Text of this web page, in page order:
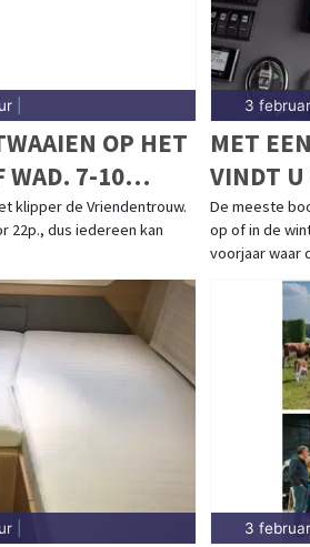
OP HET
WAD. 7-10
klipper de Vriendentrouw.
22p., dus iedereen kan
3
MET
VINDT U
WATER!
De meeste
op of in de
voorjaar waar
3